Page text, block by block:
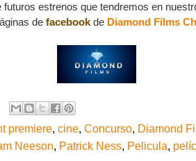
estrenos que tendremos en
de facebook de Diamond Films
premiere, cine, Concurso, Diamond
Neeson, Patrick Ness, Pelicula,